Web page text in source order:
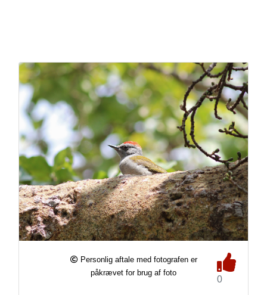
Personlig aftale med fotografen er
påkrævet for brug af foto
0